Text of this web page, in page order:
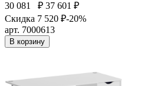
30 081
₽ 37 601 ₽
Скидка 7 520 ₽-20%
арт. 7000613
В корзину